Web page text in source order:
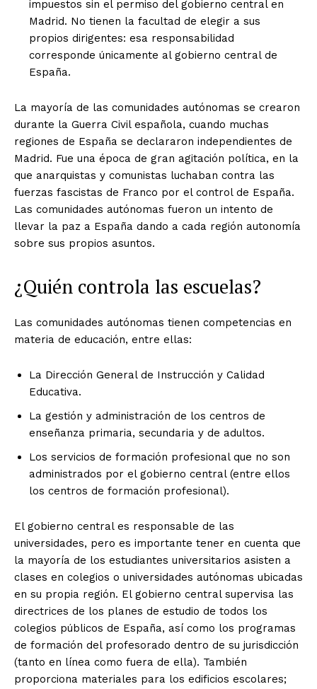
impuestos sin el permiso del gobierno central en
Madrid. No tienen la facultad de elegir a sus
propios dirigentes: esa responsabilidad
corresponde únicamente al gobierno central de
España.
La mayoría de las comunidades autónomas se crearon
durante la Guerra Civil española, cuando muchas
regiones de España se declararon independientes de
Madrid. Fue una época de gran agitación política, en la
que anarquistas y comunistas luchaban contra las
fuerzas fascistas de Franco por el control de España.
Las comunidades autónomas fueron un intento de
llevar la paz a España dando a cada región autonomía
sobre sus propios asuntos.
¿Quién controla las escuelas?
Las comunidades autónomas tienen competencias en
materia de educación, entre ellas:
La Dirección General de Instrucción y Calidad
Educativa.
La gestión y administración de los centros de
enseñanza primaria, secundaria y de adultos.
Los servicios de formación profesional que no son
administrados por el gobierno central (entre ellos
los centros de formación profesional).
El gobierno central es responsable de las
universidades, pero es importante tener en cuenta que
la mayoría de los estudiantes universitarios asisten a
clases en colegios o universidades autónomas ubicadas
en su propia región. El gobierno central supervisa las
directrices de los planes de estudio de todos los
colegios públicos de España, así como los programas
de formación del profesorado dentro de su jurisdicción
(tanto en línea como fuera de ella). También
proporciona materiales para los edificios escolares;